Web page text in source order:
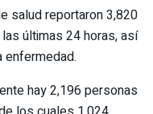
salud reportaron 3,820
últimas 24 horas, así
hay 2,196 personas